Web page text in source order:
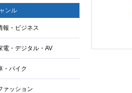
ンル
報・ビジネス
電・デジタル・AV
・バイク
ァッション